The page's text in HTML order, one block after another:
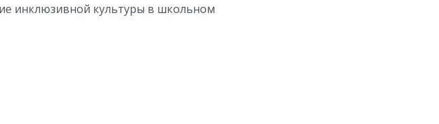
инклюзивной культуры в школьном